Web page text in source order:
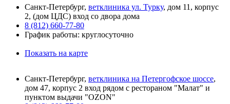
Санкт-Петербург, ветклиника ул. Турку, дом 11, корпус
2, (дом ЦДС) вход со двора дома
8 (812) 660-77-80
График работы: круглосуточно
Показать на карте
Санкт-Петербург, ветклиника на Петергофское шоссе,
дом 47, корпус 2 вход рядом с рестораном "Малат" и
пунктом выдачи "OZON"